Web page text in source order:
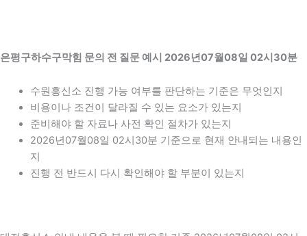
은평구하수구막힘 문의 전 질문 예시 2026년07월08일 02시30분
수원흥신소 진행 가능 여부를 판단하는 기준은 무엇인지
비용이나 조건이 달라질 수 있는 요소가 있는지
준비해야 할 자료나 사전 확인 절차가 있는지
2026년07월08일 02시30분 기준으로 현재 안내되는 내용인
지
진행 전 반드시 다시 확인해야 할 부분이 있는지